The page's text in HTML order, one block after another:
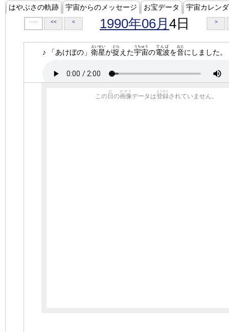
はやぶさの軌跡 宇宙からのメッセージ お宝データ 宇宙カレン
<<< << < 1990年06月 4日 >
♪ 「あけぼの」 衛星
えいせい
が捉
とら
えた宇宙
うちゅう
の電波
でんぱ
を音
おと
にしました。
この 日
ひ
の画像
がぞう
データは登録
とうろく
されていません。